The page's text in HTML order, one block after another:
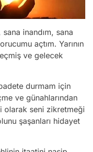
inandım, sana
açtım. Yarının
ve gelecek
durmam için
ve günahlarından
olarak seni zikretmeği
şaşanları hidayet